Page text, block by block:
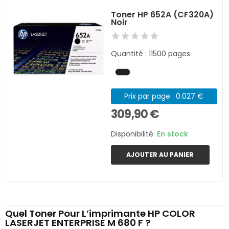
Toner HP 652A (CF320A)
Noir
Quantité : 11500 pages
Prix par page : 0.027 €
309,90 €
Disponibilité: En stock
AJOUTER AU PANIER
Quel Toner Pour L’imprimante HP COLOR
LASERJET ENTERPRISE M 680 F ?